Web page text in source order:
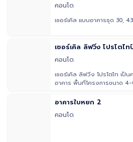
คอนโด
เซอร์เคิล แบบอาคารชุด 30,
เซอร์เคิล ลิฟวิ่ง โปรโตไท
คอนโด
เซอร์เคิล ลิฟวิ่ง โปรโตไท เป็
อาคาร พื้นที่โครงการขนาด
อาคารใบหยก 2
คอนโด